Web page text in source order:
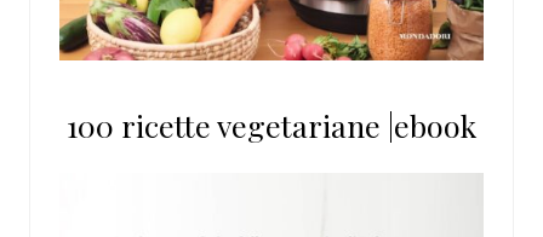
100 ricette vegetariane |ebook